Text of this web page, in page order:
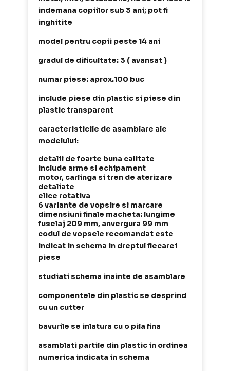
indemana copiilor sub 3 ani; pot fi
inghitite
model pentru copii peste 14 ani
gradul de dificultate: 3 ( avansat )
numar piese: aprox.100 buc
include piese din plastic si piese din
plastic transparent
caracteristicile de asamblare ale
modelului:
detalii de foarte buna calitate
include arme si echipament
motor, carlinga si tren de aterizare
detaliate
elice rotativa
6 variante de vopsire si marcare
dimensiuni finale macheta: lungime
fuselaj 209 mm, anvergura 99 mm
codul de vopsele recomandat este
indicat in schema in dreptul fiecarei
piese
studiati schema inainte de asamblare
componentele din plastic se desprind
cu un cutter
bavurile se inlatura cu o pila fina
asamblati partile din plastic in ordinea
numerica indicata in schema